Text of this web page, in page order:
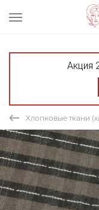
Акция
Хлопковые ткани